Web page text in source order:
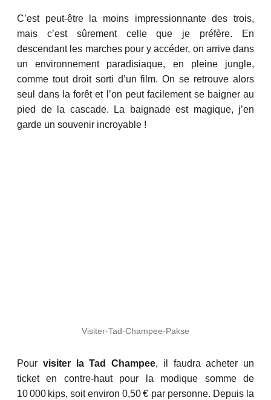
C’est peut-être la moins impressionnante des trois,
mais c’est sûrement celle que je préfère. En
descendant les marches pour y accéder, on arrive dans
un environnement paradisiaque, en pleine jungle,
comme tout droit sorti d’un film. On se retrouve alors
seul dans la forêt et l’on peut facilement se baigner au
pied de la cascade. La baignade est magique, j’en
garde un souvenir incroyable !
Visiter-Tad-Champee-Pakse
Pour visiter la Tad Champee, il faudra acheter un
ticket en contre‑haut pour la modique somme de
10 000 kips, soit environ 0,50 € par personne. Depuis la